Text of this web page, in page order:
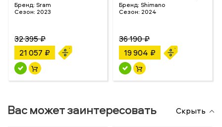
Бренд: Sram
Сезон: 2023
32 395 ₽
21 057 ₽
Бренд: Shimano
Сезон: 2024
36 190 ₽
19 904 ₽
Вас может заинтересовать Скрыть